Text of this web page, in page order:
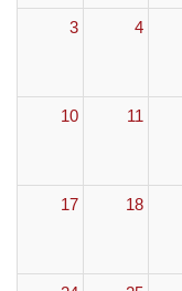
3 4
10 11
17 18